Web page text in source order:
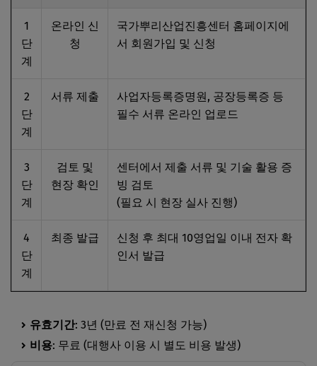
1
단
계
온라인 신
청
국가뿌리산업진흥센터 홈페이지에
서 회원가입 및 신청
2
단
계
서류 제출
사업자등록증명원, 공장등록증 등
필수 서류 온라인 업로드
3
단
계
검토 및
현장 확인
센터에서 제출 서류 및 기술 활용 증
빙 검토
(필요 시 현장 실사 진행)
4
단
계
최종 발급
신청 후 최대 10영업일 이내 전자 확
인서 발급
유효기간: 3년 (만료 전 재신청 가능)
비용: 무료 (대행사 이용 시 별도 비용 발생)